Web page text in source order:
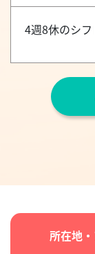
4週8休のシフ
所在地